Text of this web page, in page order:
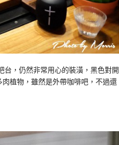
，仍然非常用心的裝潢，黑色對開
植物，雖然是外帶咖啡吧，不過還